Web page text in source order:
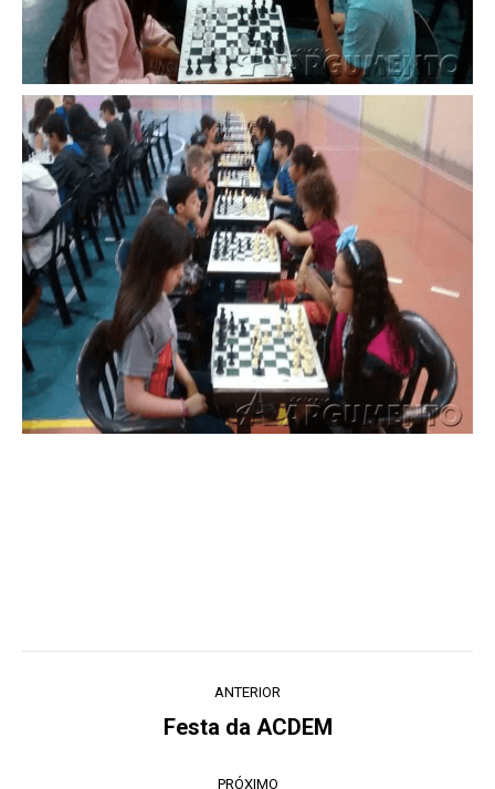
ANTERIOR
Post
Festa da ACDEM
PRÓXIMO